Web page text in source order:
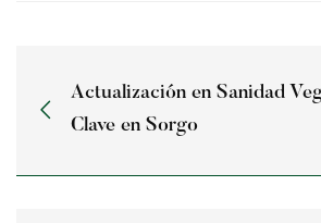
Actualización en Sanidad
Clave en Sorgo